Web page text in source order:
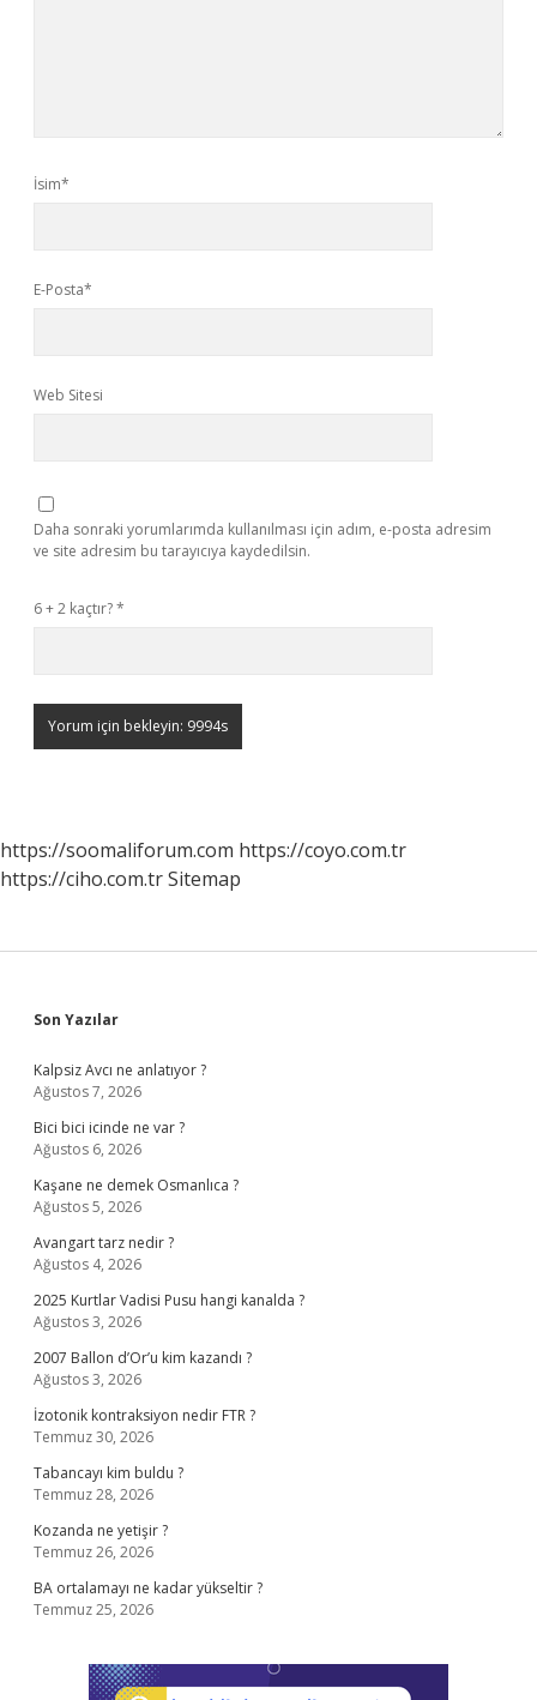
İsim*
E-Posta*
Web Sitesi
Daha sonraki yorumlarımda kullanılması için adım, e-posta adresim
ve site adresim bu tarayıcıya kaydedilsin.
6 + 2 kaçtır?*
https://soomaliforum.com https://coyo.com.tr
https://ciho.com.trSitemap
Sidebar
Son Yazılar
Kalpsiz Avcı ne anlatıyor ?
Ağustos 7, 2026
Bici bici icinde ne var ?
Ağustos 6, 2026
Kaşane ne demek Osmanlıca ?
Ağustos 5, 2026
Avangart tarz nedir ?
Ağustos 4, 2026
2025 Kurtlar Vadisi Pusu hangi kanalda ?
Ağustos 3, 2026
2007 Ballon d’Or’u kim kazandı ?
Ağustos 3, 2026
İzotonik kontraksiyon nedir FTR ?
Temmuz 30, 2026
Tabancayı kim buldu ?
Temmuz 28, 2026
Kozanda ne yetişir ?
Temmuz 26, 2026
BA ortalamayı ne kadar yükseltir ?
Temmuz 25, 2026